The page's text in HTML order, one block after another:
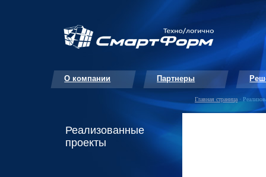
О компании Партнеры
Главная страница ·
Реализованные
проекты